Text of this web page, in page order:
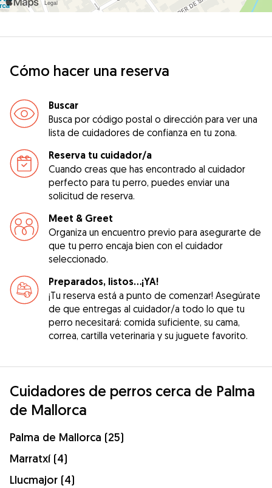
Cómo hacer una reserva
Buscar
Busca por código postal o dirección para ver una
lista de cuidadores de confianza en tu zona.
Reserva tu cuidador/a
Cuando creas que has encontrado al cuidador
perfecto para tu perro, puedes enviar una
solicitud de reserva.
Meet & Greet
Organiza un encuentro previo para asegurarte de
que tu perro encaja bien con el cuidador
seleccionado.
Preparados, listos...¡YA!
¡Tu reserva está a punto de comenzar! Asegúrate
de que entregas al cuidador/a todo lo que tu
perro necesitará: comida suficiente, su cama,
correa, cartilla veterinaria y su juguete favorito.
Cuidadores de perros cerca de Palma
de Mallorca
Palma de Mallorca (25)
Marratxí (4)
Llucmajor (4)